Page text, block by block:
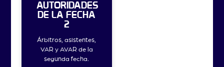
AUTORIDADES
DE LA FECHA
2
Árbitros, asistentes,
VAR y AVAR de la
segunda fecha.